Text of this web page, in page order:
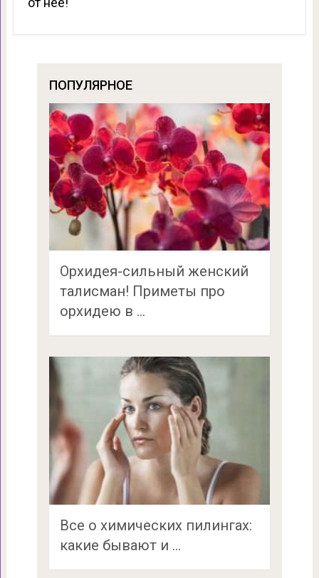
ПОПУЛЯРНОЕ
Орхидея-сильный женский
талисман! Приметы про
орхидею в …
Все о химических пилингах:
какие бывают и …